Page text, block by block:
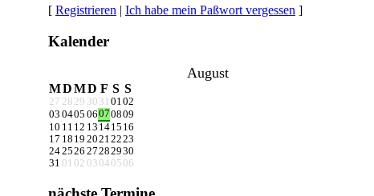
[ Registrieren | Ich habe mein Paßwort vergessen ]
Kalender
August
MDMD F S S
27 28 29 30 31 0102
03 0405 06070809
10 11 12 13 1415 16
17 18 19 20212223
242526 27282930
31 01 02 03 04 05 06